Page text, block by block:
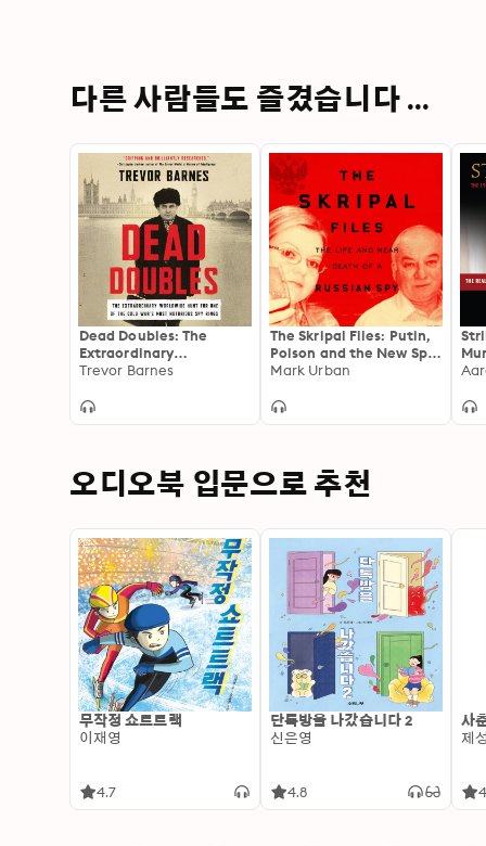
다른 사람들도 즐겼습니다 ...
Dead Doubles: The
Extraordinary
Worldwide Hunt for One
Notorious Spy Rings: The
Notorious Spy Rings
Trevor Barnes
The Skripal Files: Putin,
Poison and the New Spy
War
Mark Urban
오디오북 입문으로 추천
무작정 쇼트트랙
이재영
4.7
단톡방을 나갔습니다 2
신은영
4.8
사
제